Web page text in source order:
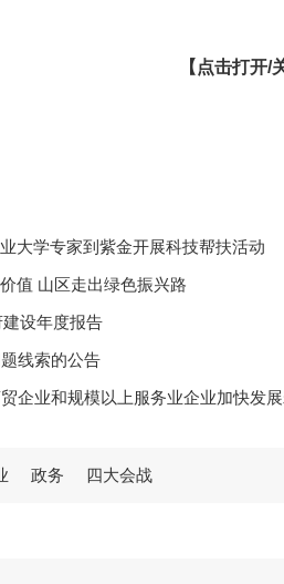
【点击打开/
大学专家到紫金开展科技帮扶活动
值 山区走出绿色振兴路
设年度报告
线索的公告
企业和规模以上服务业企业加快发
学年度奖教奖学颁奖大会暨校友捐赠
政务 四大会战